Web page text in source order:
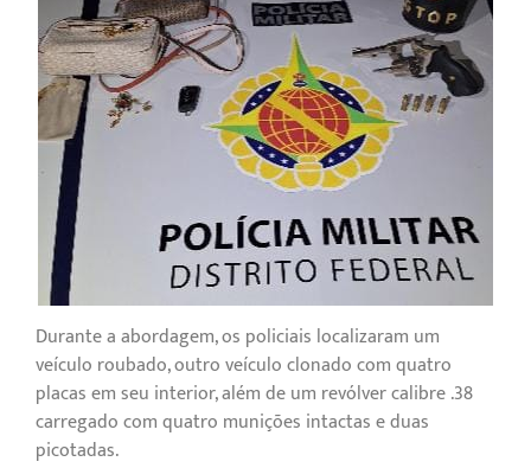
Durante a abordagem, os policiais localizaram um
veículo roubado, outro veículo clonado com quatro
placas em seu interior, além de um revólver calibre .38
carregado com quatro munições intactas e duas
picotadas.